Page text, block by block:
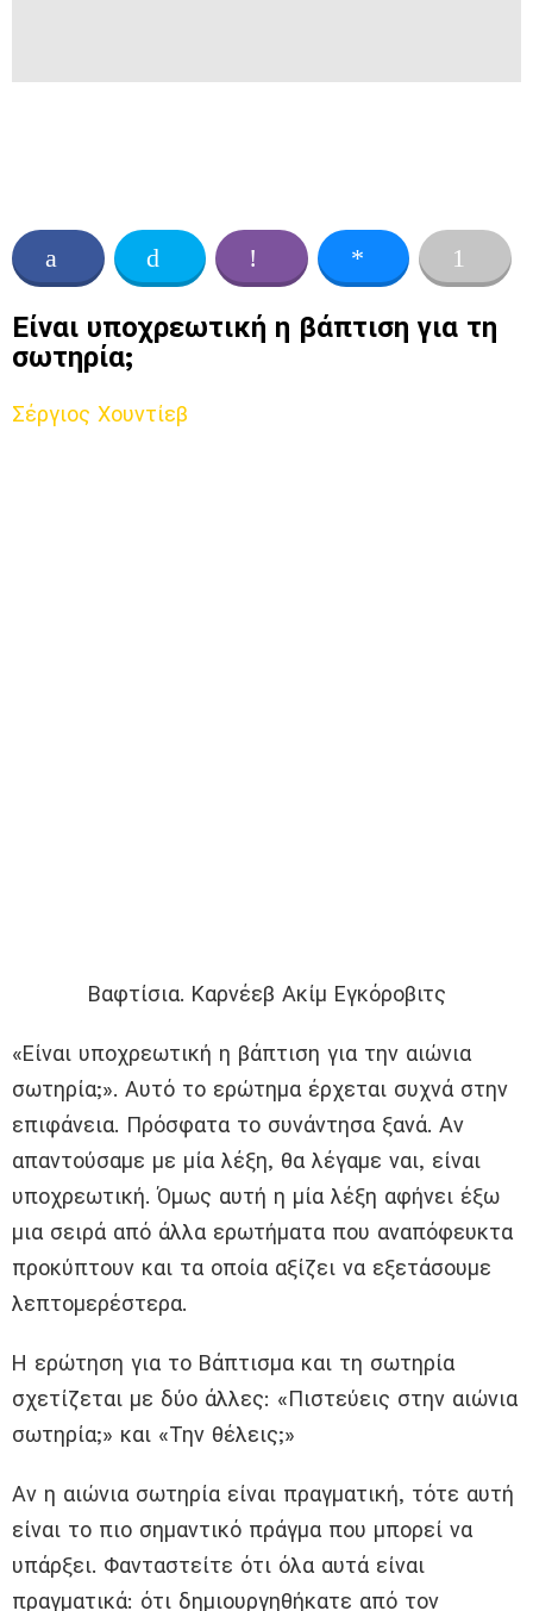
Είναι υποχρεωτική η βάπτιση για τη
σωτηρία;
Σέργιος Χουντίεβ
Βαφτίσια. Καρνέεβ Ακίμ Εγκόροβιτς
«Είναι υποχρεωτική η βάπτιση για την αιώνια
σωτηρία;». Αυτό το ερώτημα έρχεται συχνά στην
επιφάνεια. Πρόσφατα το συνάντησα ξανά. Αν
απαντούσαμε με μία λέξη, θα λέγαμε ναι, είναι
υποχρεωτική. Όμως αυτή η μία λέξη αφήνει έξω
μια σειρά από άλλα ερωτήματα που αναπόφευκτα
προκύπτουν και τα οποία αξίζει να εξετάσουμε
λεπτομερέστερα.
Η ερώτηση για το Βάπτισμα και τη σωτηρία
σχετίζεται με δύο άλλες: «Πιστεύεις στην αιώνια
σωτηρία;» και «Την θέλεις;»
Αν η αιώνια σωτηρία είναι πραγματική, τότε αυτή
είναι το πιο σημαντικό πράγμα που μπορεί να
υπάρξει. Φανταστείτε ότι όλα αυτά είναι
πραγματικά: ότι δημιουργηθήκατε από τον